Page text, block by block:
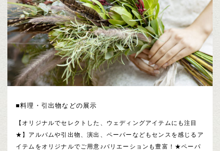
■料理・引出物などの展示
【オリジナルでセレクトした、ウェディングアイテムにも注目
★】アルバムや引出物、演出、ペーパーなどもセンスを感じるア
イテムをオリジナルでご用意♪バリエーションも豊富！★ペーパ